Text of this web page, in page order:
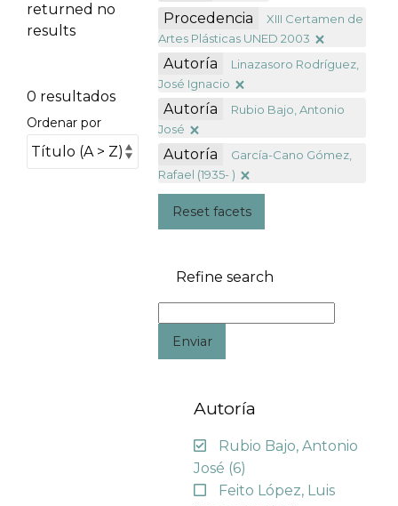
returned no
results
0 resultados
Ordenar por
Procedencia
XIII Certamen de
Artes Plásticas UNED 2003
Autoría
Linazasoro Rodríguez,
José Ignacio
Autoría
Rubio Bajo, Antonio
José
Autoría
García-Cano Gómez,
Rafael (1935- )
Reset facets
Refine search
Enviar
Autoría
Rubio Bajo, Antonio
José (6)
Feito López, Luis